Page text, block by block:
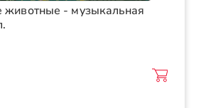
животные - музыкальная